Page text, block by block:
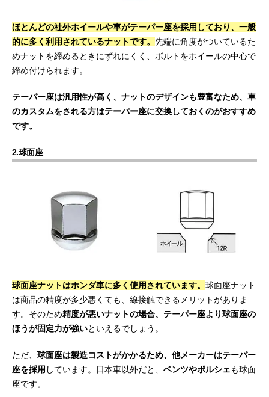
ほとんどの社外ホイールや車がテーパー座を採用しており、一般
的に多く利用されているナットです。 先端に角度がついているた
めナットを締めるときにずれにくく、ボルトをホイールの中心で
締め付けられます。
テーパー座は汎用性が高く、ナットのデザインも豊富なため、車
のカスタムをされる方はテーパー座に交換しておくのがおすすめ
です。
2.球面座
球面座ナットはホンダ車に多く使用されています。 球面座ナット
は商品の精度が多少悪くても、線接触できるメリットがありま
す。そのため精度が悪いナットの場合、テーパー座より球面座の
ほうが固定力が強いといえるでしょう。
ただ、 球面座は製造コストがかかるため、他メーカーはテーパー
座を採用 しています。日本車以外だと、 ベンツやポルシェも球面
座です。